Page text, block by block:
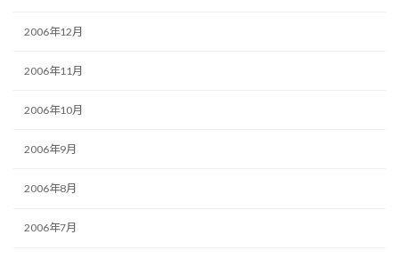
2006年12月
2006年11月
2006年10月
2006年9月
2006年8月
2006年7月